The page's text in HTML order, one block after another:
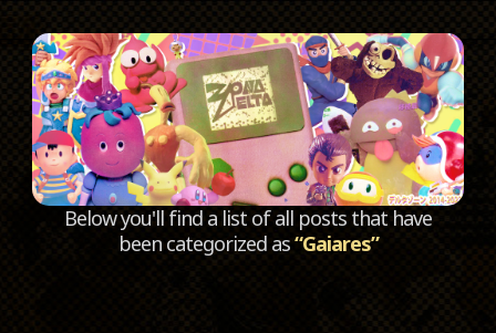
Below you'll find a list of all posts that have
been categorized as“Gaiares”